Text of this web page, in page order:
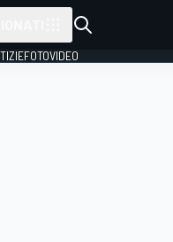
FOTOVIDEO